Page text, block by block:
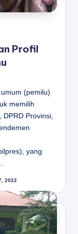
Profil
(pemilu)
memilih
Provinsi,
yang
2022